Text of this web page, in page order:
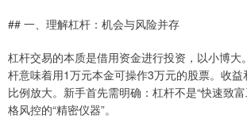
## 一、理解杠杆：机会与风险并存
杠杆交易的本质是借用资金进行投资，以小博大
杆意味着用1万元本金可操作3万元的股票。收
比例放大。新手首先需明确：杠杆不是“快速致
格风控的“精密仪器”。